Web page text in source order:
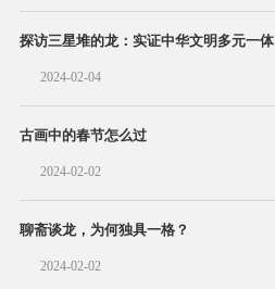
探访三星堆的龙：实证中华文明多元一体
2024-02-04
古画中的春节怎么过
2024-02-02
聊斋谈龙，为何独具一格？
2024-02-02